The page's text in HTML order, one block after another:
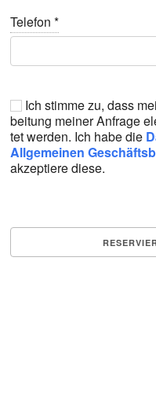
Tele­fon *
Ich stim­me zu, dass
bei­tung mei­ner Anfra­ge
tet wer­den. Ich habe die
All­ge­mei­nen
akzep­tie­re die­se.